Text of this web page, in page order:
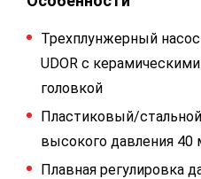
Трехплунжерный
UDOR с
головкой
Пластиковый/
высокого давления 40
Плавная регулировка